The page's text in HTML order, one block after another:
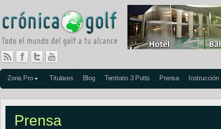
Zona Pro Titulares Blog Territorio 3 Putts Prensa Instrucción
Prensa